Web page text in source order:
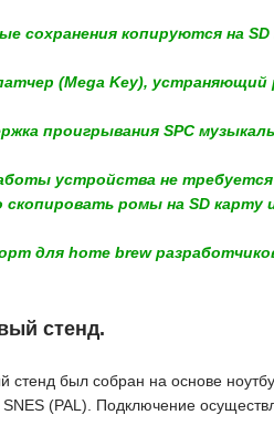
сохранения копируются на
(Mega Key), устраняющий
проигрывания SPC
устройства не требуется
скопировать ромы на SD карту
для home brew
стенд.
стенд был собран на основе
SNES (PAL). Подключение